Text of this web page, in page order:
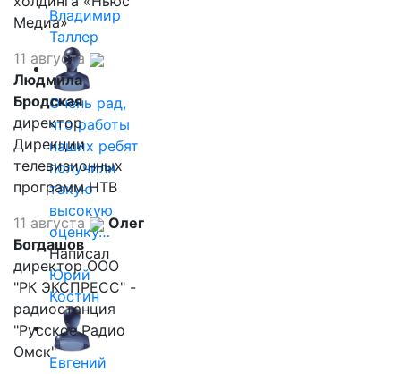
Владимир
Таллер
Очень рад,
что работы
наших ребят
получили
такую
высокую
оценку…
Написал
Юрий
Костин
Евгений
Медиа»
11 августа
Людмила
Бродская
директор
Дирекции
телевизионных
программ НТВ
11 августа
Олег
Богдашов
директор ООО
"РК ЭКСПРЕСС" -
радиостанция
"Русское Радио
Омск"